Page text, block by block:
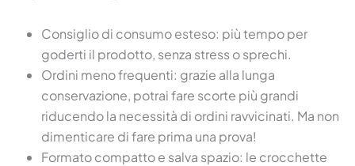
Consiglio di consumo esteso: più tempo per
goderti il prodotto, senza stress o sprechi.
Ordini meno frequenti: grazie alla lunga
conservazione, potrai fare scorte più grandi
riducendo la necessità di ordini ravvicinati. Ma non
dimenticare di fare prima una prova!
Formato compatto e salva spazio: le crocchette